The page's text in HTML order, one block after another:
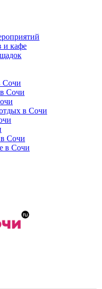
и кафе
Сочи
Сочи
в Сочи
Сочи
в Сочи